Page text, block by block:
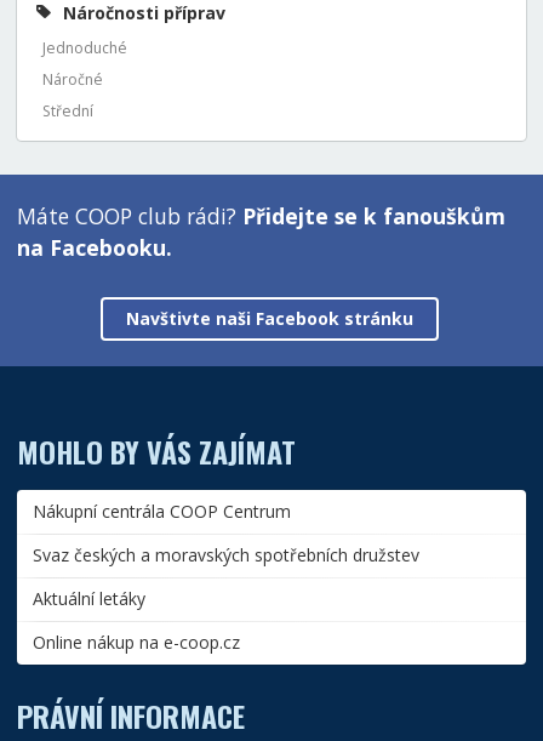
Náročnosti příprav
Jednoduché
Náročné
Střední
Máte COOP club rádi? Přidejte se k fanouškům
na Facebooku.
Navštivte naši Facebook stránku
MOHLO BY VÁS ZAJÍMAT
Nákupní centrála COOP Centrum
Svaz českých a moravských spotřebních družstev
Aktuální letáky
Online nákup na e-coop.cz
PRÁVNÍ INFORMACE